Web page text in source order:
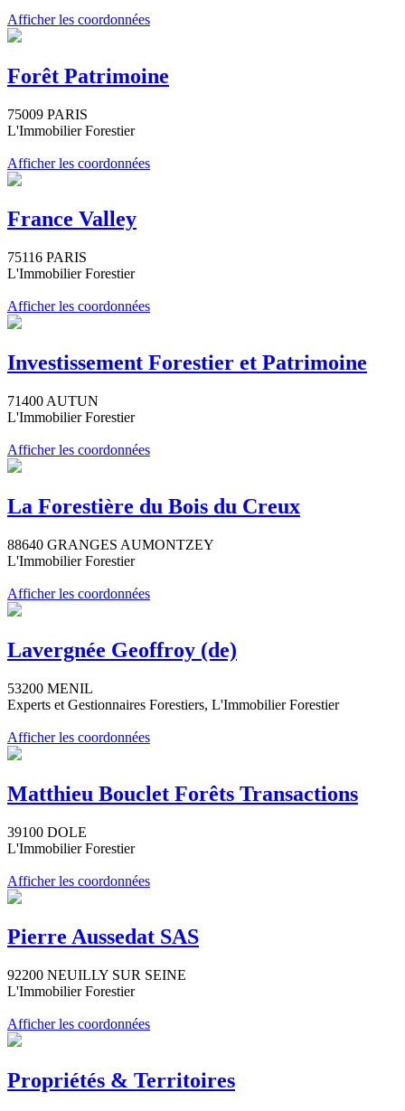
Afficher les coordonnées
Forêt Patrimoine
75009 PARIS
L'Immobilier Forestier
Afficher les coordonnées
France Valley
75116 PARIS
L'Immobilier Forestier
Afficher les coordonnées
Investissement Forestier et Patrimoine
71400 AUTUN
L'Immobilier Forestier
Afficher les coordonnées
La Forestière du Bois du Creux
88640 GRANGES AUMONTZEY
L'Immobilier Forestier
Afficher les coordonnées
Lavergnée Geoffroy (de)
53200 MENIL
Experts et Gestionnaires Forestiers, L'Immobilier Forestier
Afficher les coordonnées
Matthieu Bouclet Forêts Transactions
39100 DOLE
L'Immobilier Forestier
Afficher les coordonnées
Pierre Aussedat SAS
92200 NEUILLY SUR SEINE
L'Immobilier Forestier
Afficher les coordonnées
Propriétés & Territoires